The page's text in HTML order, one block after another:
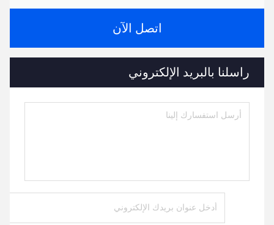
اتصل الآن
راسلنا بالبريد الإلكتروني